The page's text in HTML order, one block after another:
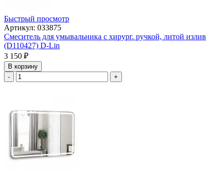
Быстрый просмотр
Артикул: 033875
Смеситель для умывальника с хирург. ручкой, литой излив
(D110427) D-Lin
3 150 ₽
В корзину
-
+